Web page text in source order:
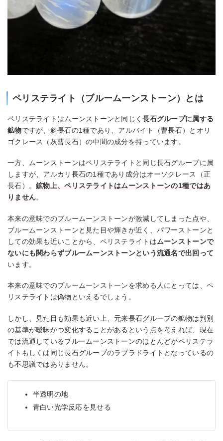
ペリステライト（ブルームーンストーン）とは
ペリステライトはムーンストーンと同じく長石グループに属する
鉱物ですが、斜長石の1種であり、アルバイト（曹長石）とオリ
ゴクレース（灰曹長石）の中間の成分を持っています。
一方、ムーンストーンはペリステライトと同じ長石グループに属
しますが、アルカリ長石の1種であり成分はオーソクレース（正
長石）。鉱物上、ペリステライトはムーンストーンの1種ではあ
りません。
本来の意味でのブルームーンストーンが激減してしまった点や、
ブルームーンストーンと見た目や輝きが近く、パワーストーンと
しての効果も近いことから、ペリステライトはムーンストーンで
ないにも関わらずブルームーンストーンという流通名で出回って
います。
本来の意味でのブルームーンストーンを求める人にとっては、ペ
リステライトは偽物といえるでしょう。
しかし、見た目も効果も近い上、元来長石グループの鉱物は判別
の基準が曖昧かつ変化することがあるという点を考えれば、現在
では流通しているブルームーンストーンのほとんどがペリステラ
イトもしくは同じ長石グループのラブラドライトとなっているの
も不思議ではありません。
半透明の地
青白い光学反応を見せる